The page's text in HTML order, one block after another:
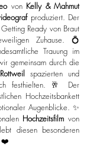
von Kelly & Mahmut
produziert. Der
Ready von Braut
Zuhause. 💍
Trauung im
gemeinsam durch die
Rottweil spazierten und
festhielten. 🥂 Der
Hochzeitsbankett
Augenblicke. ✨
Hochzeitsfilmvon
diesen besonderen
❤️